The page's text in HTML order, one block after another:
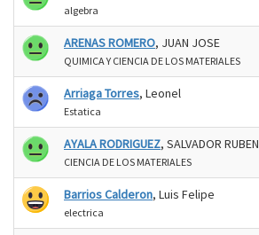
algebra
ARENAS ROMERO, JUAN JOSE
QUIMICA Y CIENCIA DE LOS MATERIALES
Arriaga Torres, Leonel
Estatica
AYALA RODRIGUEZ, SALVADOR RUBEN
CIENCIA DE LOS MATERIALES
Barrios Calderon, Luis Felipe
electrica